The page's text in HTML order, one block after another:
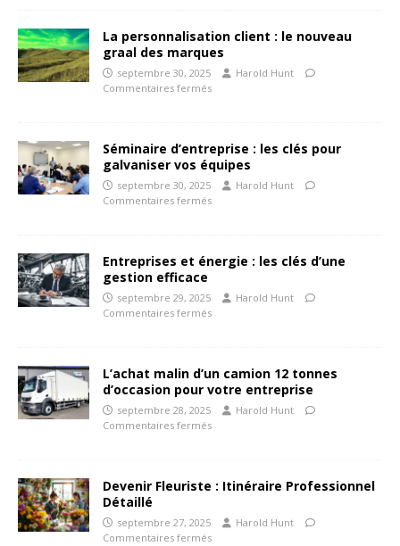
La personnalisation client : le nouveau
graal des marques
septembre 30, 2025
Harold Hunt
Commentaires fermés
Séminaire d’entreprise : les clés pour
galvaniser vos équipes
septembre 30, 2025
Harold Hunt
Commentaires fermés
Entreprises et énergie : les clés d’une
gestion efficace
septembre 29, 2025
Harold Hunt
Commentaires fermés
L’achat malin d’un camion 12 tonnes
d’occasion pour votre entreprise
septembre 28, 2025
Harold Hunt
Commentaires fermés
Devenir Fleuriste : Itinéraire Professionnel
Détaillé
septembre 27, 2025
Harold Hunt
Commentaires fermés